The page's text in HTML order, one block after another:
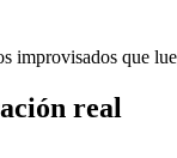
improvisados que
real